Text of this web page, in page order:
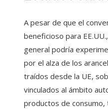
A pesar de que el
beneficioso para
general podría
por el alza de los
traídos desde la UE,
vinculados al ámbito
productos de consumo,